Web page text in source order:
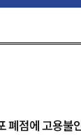
점에 고용불